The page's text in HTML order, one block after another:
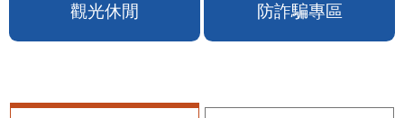
觀光休閒 防詐騙專區